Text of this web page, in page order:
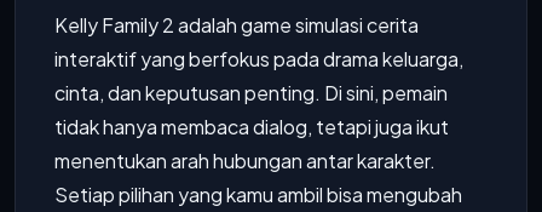
Kelly Family 2 adalah game simulasi cerita
interaktif yang berfokus pada drama keluarga,
cinta, dan keputusan penting. Di sini, pemain
tidak hanya membaca dialog, tetapi juga ikut
menentukan arah hubungan antar karakter.
Setiap pilihan yang kamu ambil bisa mengubah